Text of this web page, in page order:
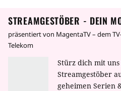
STREAMGESTÖBER - DEIN
präsentiert von MagentaTV – dem
Telekom
Stürz dich mit uns
Streamgestöber
geheimen Serien